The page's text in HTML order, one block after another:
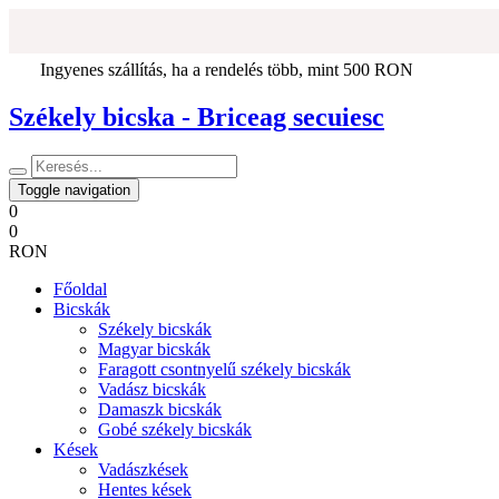
Ingyenes szállítás, ha a rendelés több, mint 500 RON
Székely bicska - Briceag secuiesc
Toggle navigation
0
0
RON
Főoldal
Bicskák
Székely bicskák
Magyar bicskák
Faragott csontnyelű székely bicskák
Vadász bicskák
Damaszk bicskák
Gobé székely bicskák
Kések
Vadászkések
Hentes kések